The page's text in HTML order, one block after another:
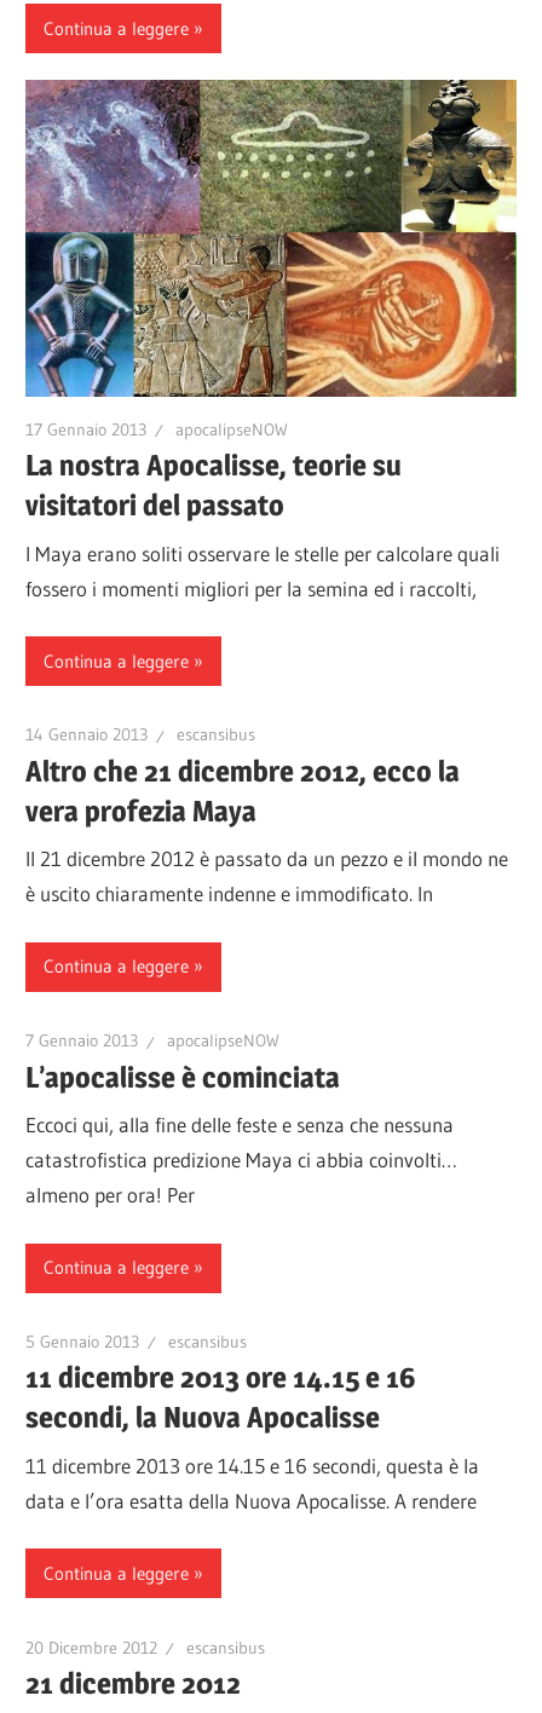
Continua a leggere
17 Gennaio 2013 apocalipseNOW
La nostra Apocalisse, teorie su
visitatori del passato
I Maya erano soliti osservare le stelle per calcolare quali
fossero i momenti migliori per la semina ed i raccolti,
Continua a leggere
14 Gennaio 2013 escansibus
Altro che 21 dicembre 2012, ecco la
vera profezia Maya
Il 21 dicembre 2012 è passato da un pezzo e il mondo ne
è uscito chiaramente indenne e immodificato. In
Continua a leggere
7 Gennaio 2013 apocalipseNOW
L’apocalisse è cominciata
Eccoci qui, alla fine delle feste e senza che nessuna
catastrofistica predizione Maya ci abbia coinvolti…
almeno per ora! Per
Continua a leggere
5 Gennaio 2013 escansibus
11 dicembre 2013 ore 14.15 e 16
secondi, la Nuova Apocalisse
11 dicembre 2013 ore 14.15 e 16 secondi, questa è la
data e l’ora esatta della Nuova Apocalisse. A rendere
Continua a leggere
20 Dicembre 2012 escansibus
21 dicembre 2012